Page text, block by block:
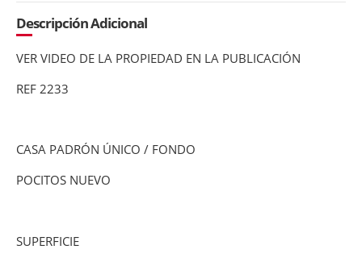
Descripción Adicional
VER VIDEO DE LA PROPIEDAD EN LA PUBLICACIÓN
REF 2233
CASA PADRÓN ÚNICO / FONDO
POCITOS NUEVO
SUPERFICIE